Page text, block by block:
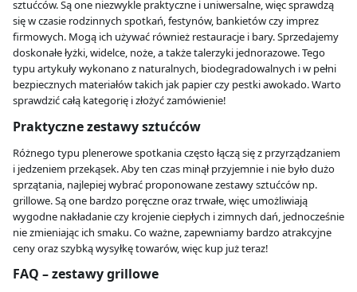
sztućców. Są one niezwykle praktyczne i uniwersalne, więc sprawdzą
się w czasie rodzinnych spotkań, festynów, bankietów czy imprez
firmowych. Mogą ich używać również restauracje i bary. Sprzedajemy
doskonałe łyżki, widelce, noże, a także talerzyki jednorazowe. Tego
typu artykuły wykonano z naturalnych, biodegradowalnych i w pełni
bezpiecznych materiałów takich jak papier czy pestki awokado. Warto
sprawdzić całą kategorię i złożyć zamówienie!
Praktyczne zestawy sztućców
Różnego typu plenerowe spotkania często łączą się z przyrządzaniem
i jedzeniem przekąsek. Aby ten czas minął przyjemnie i nie było dużo
sprzątania, najlepiej wybrać proponowane zestawy sztućców np.
grillowe. Są one bardzo poręczne oraz trwałe, więc umożliwiają
wygodne nakładanie czy krojenie ciepłych i zimnych dań, jednocześnie
nie zmieniając ich smaku. Co ważne, zapewniamy bardzo atrakcyjne
ceny oraz szybką wysyłkę towarów, więc kup już teraz!
FAQ – zestawy grillowe